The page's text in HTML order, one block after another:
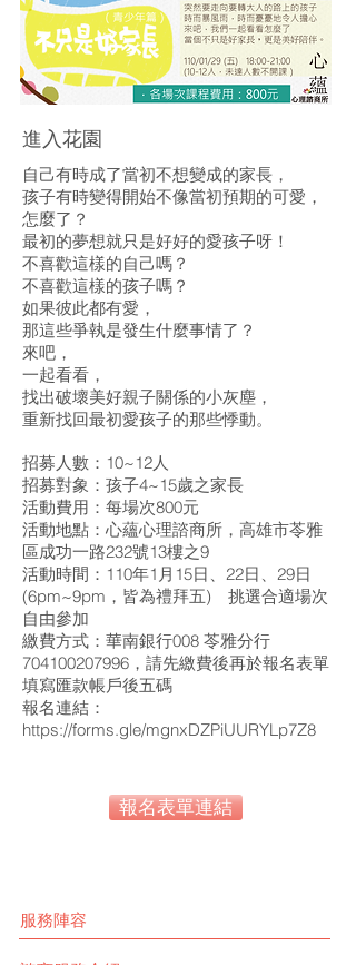
進入花園
自己有時成了當初不想變成的家長，
孩子有時變得開始不像當初預期的可愛，
怎麼了？
最初的夢想就只是好好的愛孩子呀！
不喜歡這樣的自己嗎？
不喜歡這樣的孩子嗎？
如果彼此都有愛，
那這些爭執是發生什麼事情了？
來吧，
一起看看，
找出破壞美好親子關係的小灰塵，
重新找回最初愛孩子的那些悸動。
招募人數：10~12人
招募對象：孩子4~15歲之家長
活動費用：每場次800元
活動地點：心蘊心理諮商所，高雄市苓雅
區成功一路232號13樓之9
活動時間：110年1月15日、22日、29日
(6pm~9pm，皆為禮拜五) 挑選合適場次
自由參加
繳費方式：華南銀行008 苓雅分行
704100207996，請先繳費後再於報名表單
填寫匯款帳戶後五碼
報名連結：
https://forms.gle/mgnxDZPiUURYLp7Z8
報名表單連結
服務陣容